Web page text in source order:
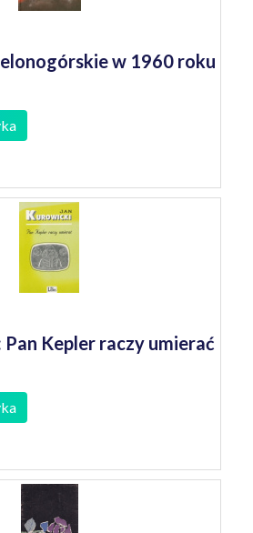
w 1960 roku
Kepler raczy umierać